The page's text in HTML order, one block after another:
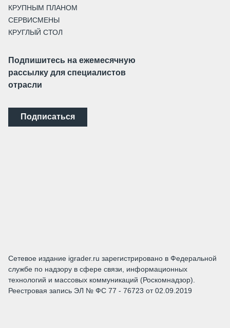
КРУПНЫМ ПЛАНОМ
СЕРВИСМЕНЫ
КРУГЛЫЙ СТОЛ
Подпишитесь на ежемесячную
рассылку для специалистов
отрасли
Подписаться
Сетевое издание igrader.ru зарегистрировано в Федеральной
службе по надзору в сфере связи, информационных
технологий и массовых коммуникаций (Роскомнадзор).
Реестровая запись ЭЛ № ФС 77 - 76723 от 02.09.2019